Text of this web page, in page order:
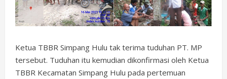
Ketua TBBR Simpang Hulu tak terima tuduhan PT. MP
tersebut. Tuduhan itu kemudian dikonfirmasi oleh Ketua
TBBR Kecamatan Simpang Hulu pada pertemuan